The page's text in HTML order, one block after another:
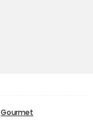
Gourmet